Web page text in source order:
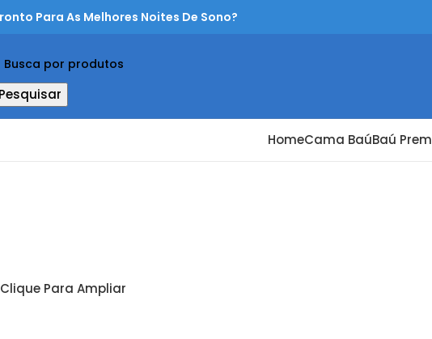
Para As Melhores Noites De Sono?
HomeCama BaúBaú
Clique Para Ampliar